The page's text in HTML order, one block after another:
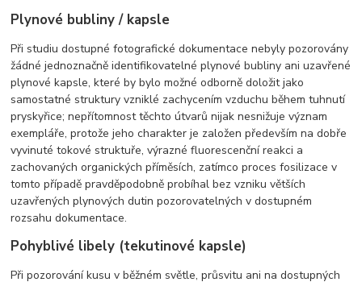
Plynové bubliny / kapsle
Při studiu dostupné fotografické dokumentace nebyly pozorovány
žádné jednoznačně identifikovatelné plynové bubliny ani uzavřené
plynové kapsle, které by bylo možné odborně doložit jako
samostatné struktury vzniklé zachycením vzduchu během tuhnutí
pryskyřice; nepřítomnost těchto útvarů nijak nesnižuje význam
exempláře, protože jeho charakter je založen především na dobře
vyvinuté tokové struktuře, výrazné fluorescenční reakci a
zachovaných organických příměsích, zatímco proces fosilizace v
tomto případě pravděpodobně probíhal bez vzniku větších
uzavřených plynových dutin pozorovatelných v dostupném
rozsahu dokumentace.
Pohyblivé libely (tekutinové kapsle)
Při pozorování kusu v běžném světle, průsvitu ani na dostupných